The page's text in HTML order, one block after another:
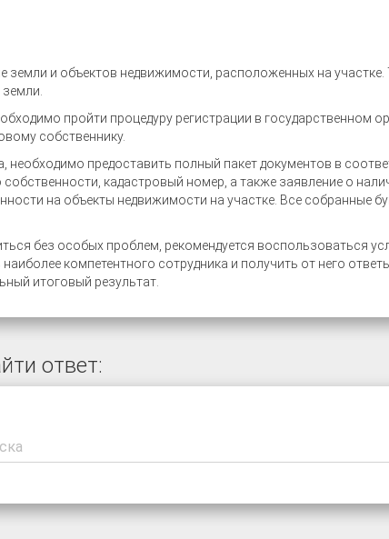
земли и объектов недвижимости, расположенных на
пройти процедуру регистрации в государственном
собственнику.
необходимо предоставить полный пакет документов в
кадастровый номер, а также заявление о
на объекты недвижимости на участке. Все собранные
без особых проблем, рекомендуется воспользоваться
компетентного сотрудника и получить от него
итоговый результат.
ответ: